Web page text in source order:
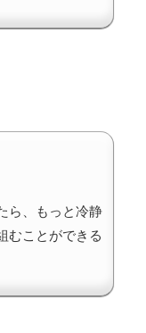
ら、もっと冷静
むことができる